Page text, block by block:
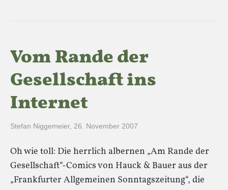
Vom Rande der
Gesellschaft ins
Internet
Stefan Niggemeier, 26. November 2007
Oh wie toll: Die herrlich albernen „Am Rande der
Gesellschaft“-Comics von Hauck & Bauer aus der
„Frankfurter Allgemeinen Sonntagszeitung“, die